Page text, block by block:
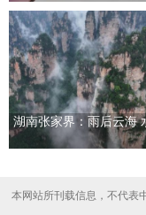
湖南张家界：雨后云海
本网站所刊载信息，不代表